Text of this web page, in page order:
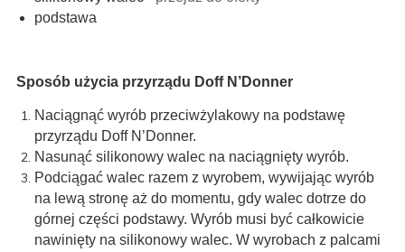
podstawa
Sposób użycia przyrządu Doff N’Donner
Naciągnąć wyrób przeciwżylakowy na podstawę
przyrządu Doff N’Donner.
Nasunąć silikonowy walec na naciągnięty wyrób.
Podciągać walec razem z wyrobem, wywijając wyrób
na lewą stronę aż do momentu, gdy walec dotrze do
górnej części podstawy. Wyrób musi być całkowicie
nawinięty na silikonowy walec. W wyrobach z palcami